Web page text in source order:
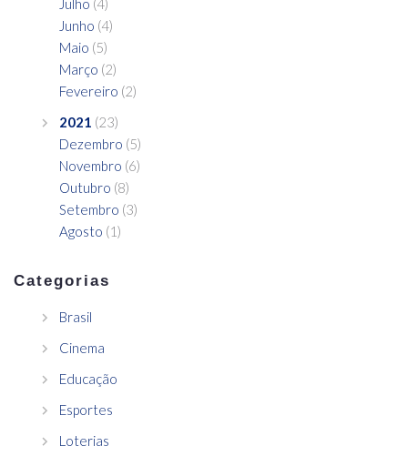
Julho (4)
Junho (4)
Maio (5)
Março (2)
Fevereiro (2)
2021 (23)
Dezembro (5)
Novembro (6)
Outubro (8)
Setembro (3)
Agosto (1)
Categorias
Brasil
Cinema
Educação
Esportes
Loterias